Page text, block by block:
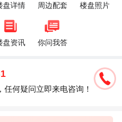
盘详情 周边配套 楼盘照片
盘资讯 你问我答
何疑问立即来电咨询！